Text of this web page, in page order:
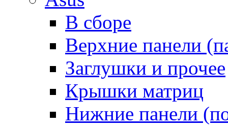
В сборе
Верхние панели
Заглушки и прочее
Крышки матриц
Нижние панели